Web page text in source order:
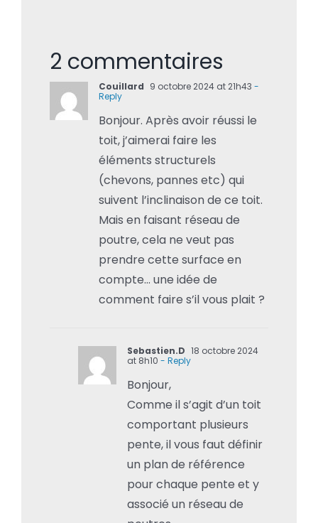
2 commentaires
Couillard 9 octobre 2024 at 21h43 -
Reply
Bonjour. Après avoir réussi le
toit, j’aimerai faire les
éléments structurels
(chevons, pannes etc) qui
suivent l’inclinaison de ce toit.
Mais en faisant réseau de
poutre, cela ne veut pas
prendre cette surface en
compte… une idée de
comment faire s’il vous plait ?
Sebastien.D 18 octobre 2024
at 8h10 - Reply
Bonjour,
Comme il s’agit d’un toit
comportant plusieurs
pente, il vous faut définir
un plan de référence
pour chaque pente et y
associé un réseau de